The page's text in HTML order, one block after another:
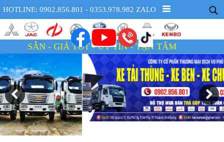
HOTLINE: 0902.856.801 - 0353.978.982 ZALO
- GIÁ TỐT - UY TÍN - TẬN TÂM